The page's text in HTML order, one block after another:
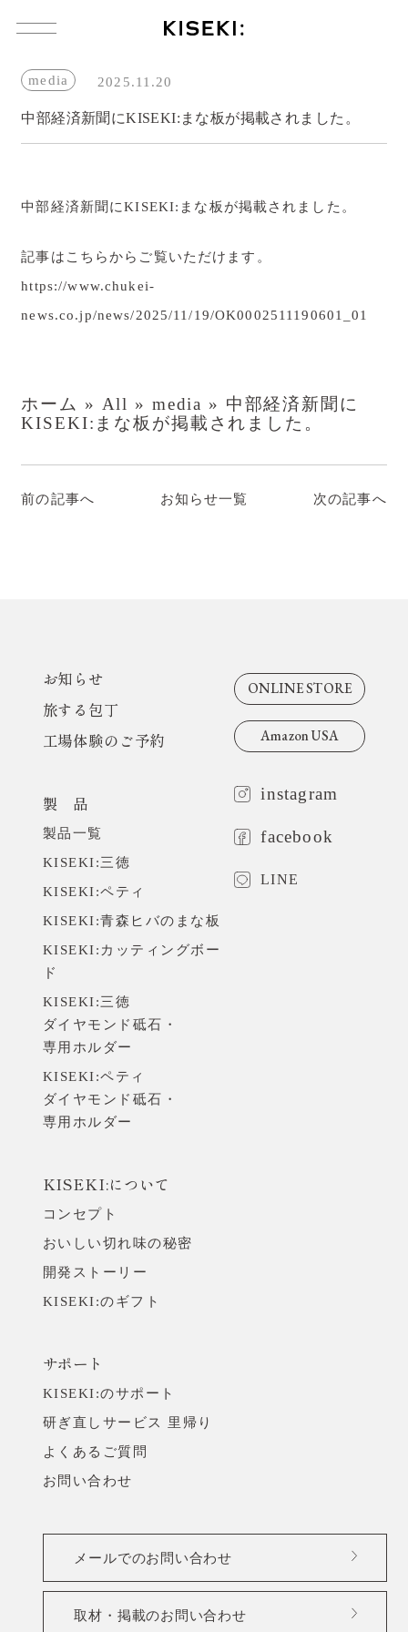
ン
製 品
製品一覧
KISEKI:三徳
KISEKI:ペティ
KISEKI:三徳
ダイヤモンド砥石・専用ホルダー
KISEKI:のギフト
サポート
研ぎ直しサービス 里帰り
よくあるご質問
ONLINE STORE
お知らせ
旅する包丁
工場体験のご予約
media 2025.11.20
中部経済新聞にKISEKI:まな板が掲載されました。
中部経済新聞にKISEKI:まな板が掲載されました。
記事はこちらからご覧いただけます。
https://www.chukei-
news.co.jp/news/2025/11/19/OK0002511190601_01
ホーム » All » media » 中部経済新聞に
KISEKI:まな板が掲載されました。
前の記事へ お知らせ一覧 次の記事へ
ONLINE STORE
Amazon USA
instagram
facebook
LINE
お知らせ
旅する包丁
工場体験のご予約
製 品
製品一覧
KISEKI:三徳
KISEKI:ペティ
KISEKI:青森ヒバのまな板
KISEKI:カッティングボー
ド
KISEKI:三徳
ダイヤモンド砥石・
専用ホルダー
KISEKI:ペティ
ダイヤモンド砥石・
専用ホルダー
KISEKI:について
コンセプト
おいしい切れ味の秘密
開発ストーリー
KISEKI:のギフト
サポート
KISEKI:のサポート
研ぎ直しサービス 里帰り
よくあるご質問
お問い合わせ
メールでのお問い合わせ
取材・掲載のお問い合わせ